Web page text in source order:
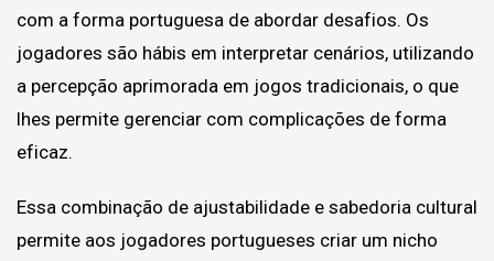
com a forma portuguesa de abordar desafios. Os
jogadores são hábis em interpretar cenários, utilizando
a percepção aprimorada em jogos tradicionais, o que
lhes permite gerenciar com complicações de forma
eficaz.
Essa combinação de ajustabilidade e sabedoria cultural
permite aos jogadores portugueses criar um nicho